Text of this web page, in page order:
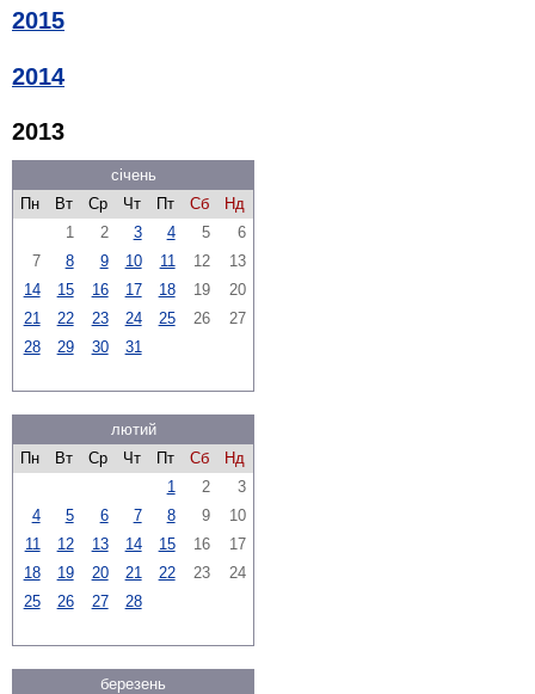
2015
2014
2013
січень
Пн
Вт Ср Чт Пт Сб
Нд
1
2 3 4 5
6
7
8 9 10 11 12
13
14
15 16 17 18 19
20
21
22 23 24 25 26
27
28
29 30 31
лютий
Пн
Вт Ср Чт Пт Сб
Нд
1
2
3
4
5 6 7 8 9
10
11
12 13 14 15 16
17
18
19 20 21 22 23
24
25
26 27 28
березень